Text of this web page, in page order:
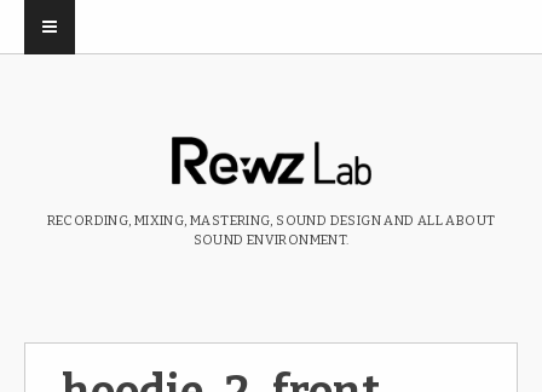
RECORDING, MIXING, MASTERING, SOUND DESIGN AND ALL ABOUT
SOUND ENVIRONMENT.